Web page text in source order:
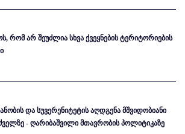
რომ არ შეუძლია სხვა ქვეყნების ტერიტორიების
და სუვერენიტეტის აღდგენა მშვიდობიანი
- ღარიბაშვილი მთავრობის პოლიტიკაზე